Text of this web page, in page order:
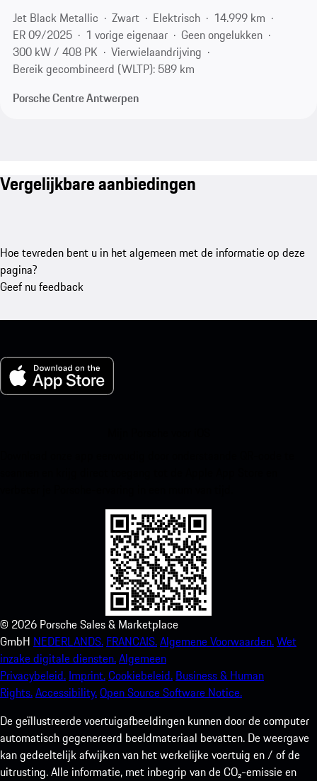
Jet Black Metallic
Zwart Elektrisch
14.999 km
ER 09/2025
1 vorige eigenaar
Geen ongelukken
300 kW / 408 PK
Vierwielaandrijving
Bereik gecombineerd (WLTP): 589 km
Porsche Centre Antwerpen
Vergelijkbare aanbiedingen
Hoe tevreden bent u in het algemeen met de informatie op deze
pagina?
Geef nu feedback
© 2026 Porsche Sales & Marketplace
GmbH NEDERLANDS. FRANCAIS.Algemene Voorwaarden.Wet
inzake digitale diensten.Algemeen
Privacybeleid. Imprint.Cookiebeleid. Business & Human
Rights.Accessibility.Open Source Software Notice.
De geïllustreerde voertuigafbeeldingen kunnen door de computer
automatisch gegenereerd beeldmateriaal bevatten. De weergave
kan gedeeltelijk afwijken van het werkelijke voertuig en / of de
uitrusting. Alle informatie, met inbegrip van de CO₂-emissie en